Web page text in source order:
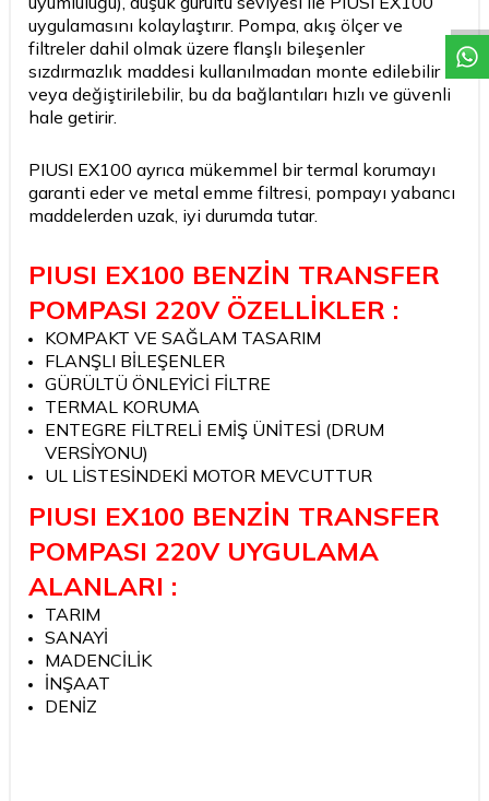
uygulamasını kolaylaştırır. Pompa, akış ölçer ve
filtreler dahil olmak üzere flanşlı bileşenler
sızdırmazlık maddesi kullanılmadan monte edilebilir
veya değiştirilebilir, bu da bağlantıları hızlı ve güvenli
hale getirir.
PIUSI EX100 ayrıca mükemmel bir termal korumayı
garanti eder ve metal emme filtresi, pompayı yabancı
maddelerden uzak, iyi durumda tutar.
PIUSI EX100 BENZİN TRANSFER
POMPASI 220V ÖZELLİKLER :
KOMPAKT VE SAĞLAM TASARIM
FLANŞLI BİLEŞENLER
GÜRÜLTÜ ÖNLEYİCİ FİLTRE
TERMAL KORUMA
ENTEGRE FİLTRELİ EMİŞ ÜNİTESİ (DRUM
VERSİYONU)
UL LİSTESİNDEKİ MOTOR MEVCUTTUR
PIUSI EX100 BENZİN TRANSFER
POMPASI 220V UYGULAMA
ALANLARI :
TARIM
SANAYİ
MADENCİLİK
İNŞAAT
DENİZ